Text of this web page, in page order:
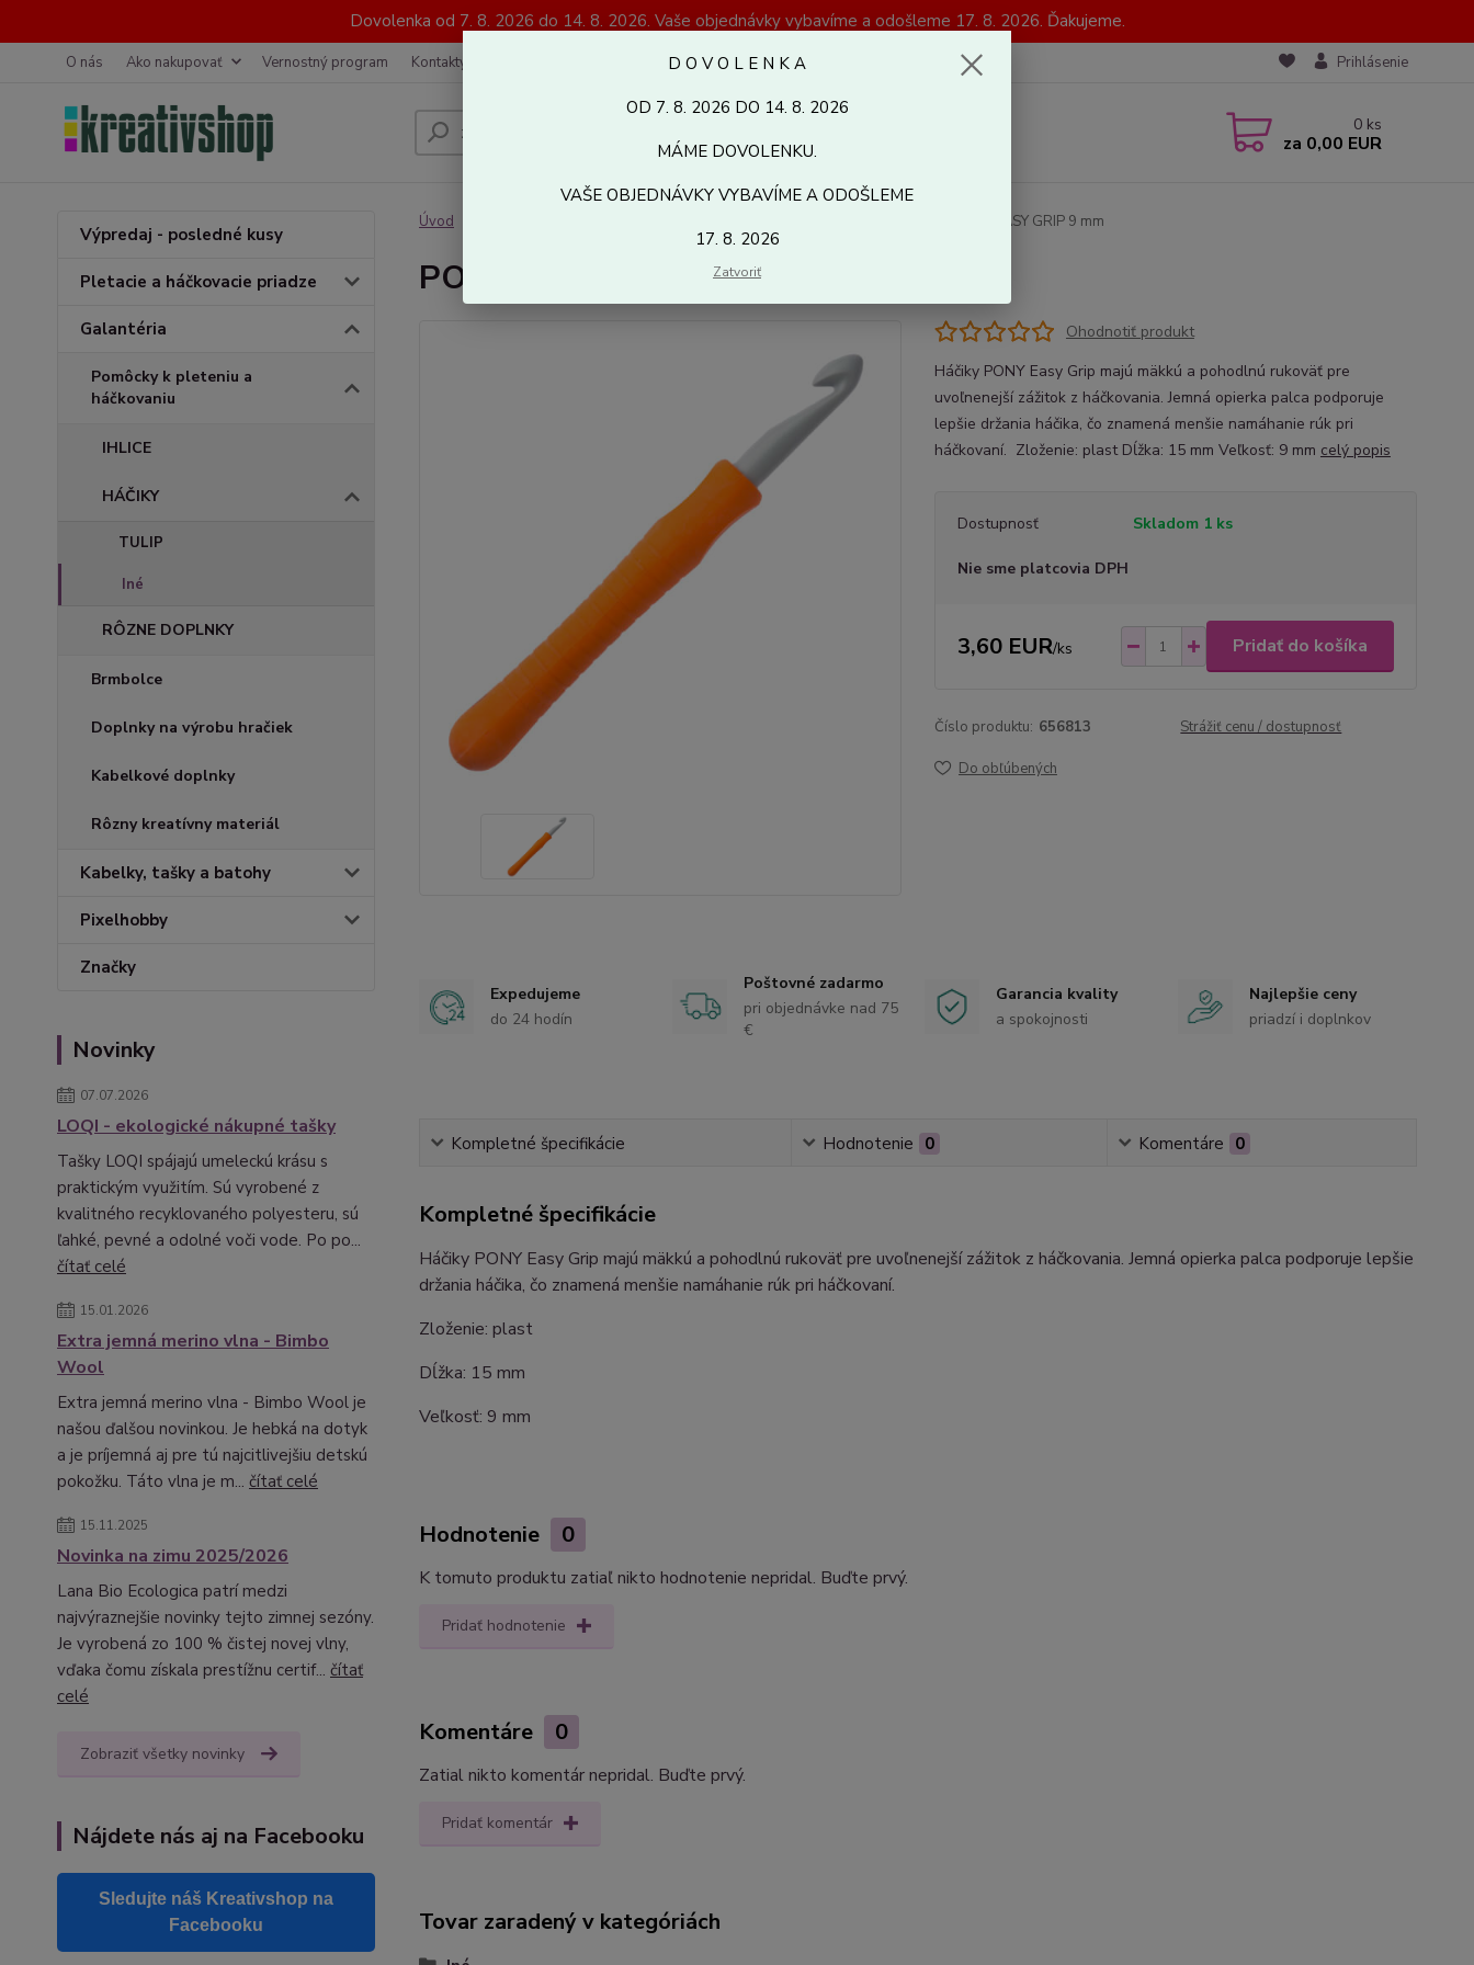
Dovolenka od 7. 8. 2026 do 14. 8. 2026. Vaše objednávky vybavíme a odošleme 17. 8. 2026. Ďakujeme.
O nás Ako nakupovať Vernostný program Kontakty Prihlásenie
0 ks
za 0,00 EUR
Výpredaj - posledné kusy
Pletacie a háčkovacie priadze
Galantéria
Pomôcky k pleteniu a
háčkovaniu
IHLICE
HÁČIKY
TULIP
Iné
RÔZNE DOPLNKY
Brmbolce
Doplnky na výrobu hračiek
Kabelkové doplnky
Rôzny kreatívny materiál
Kabelky, tašky a batohy
Pixelhobby
Značky
Novinky
07.07.2026
LOQI - ekologické nákupné tašky
Tašky LOQI spájajú umeleckú krásu s
praktickým využitím. Sú vyrobené z
kvalitného recyklovaného polyesteru, sú
ľahké, pevné a odolné voči vode. Po po...
čítať celé
15.01.2026
Extra jemná merino vlna - Bimbo
Wool
Extra jemná merino vlna - Bimbo Wool je
našou ďalšou novinkou. Je hebká na dotyk
a je príjemná aj pre tú najcitlivejšiu detskú
pokožku. Táto vlna je m... čítať celé
15.11.2025
Novinka na zimu 2025/2026
Lana Bio Ecologica patrí medzi
najvýraznejšie novinky tejto zimnej sezóny.
Je vyrobená zo 100 % čistej novej vlny,
vďaka čomu získala prestížnu certif... čítať
celé
Zobraziť všetky novinky
Nájdete nás aj na Facebooku
Sledujte náš Kreativshop na
Facebooku
Úvod PONY EASY GRIP 9 mm
PONY EASY GRIP 9 mm
Ohodnotiť produkt
Háčiky PONY Easy Grip majú mäkkú a pohodlnú rukoväť pre
uvoľnenejší zážitok z háčkovania. Jemná opierka palca podporuje
lepšie držania háčika, čo znamená menšie namáhanie rúk pri
háčkovaní. Zloženie: plast Dĺžka: 15 mm Veľkosť: 9 mm celý popis
Dostupnosť Skladom 1 ks
Nie sme platcovia DPH
3,60 EUR/ks Pridať do košíka
Číslo produktu: 656813 Strážiť cenu / dostupnosť
Do obľúbených
Expedujeme
do 24 hodín
Poštovné zadarmo
pri objednávke nad 75
€
Garancia kvality
a spokojnosti
Najlepšie ceny
priadzí i doplnkov
Kompletné špecifikácie Hodnotenie 0 Komentáre 0
Kompletné špecifikácie
Háčiky PONY Easy Grip majú mäkkú a pohodlnú rukoväť pre uvoľnenejší zážitok z háčkovania. Jemná opierka palca podporuje lepšie
držania háčika, čo znamená menšie namáhanie rúk pri háčkovaní.
Zloženie: plast
Dĺžka: 15 mm
Veľkosť: 9 mm
Hodnotenie 0
K tomuto produktu zatiaľ nikto hodnotenie nepridal. Buďte prvý.
Pridať hodnotenie
Komentáre 0
Zatial nikto komentár nepridal. Buďte prvý.
Pridať komentár
Tovar zaradený v kategóriách
D O V O L E N K A
OD 7. 8. 2026 DO 14. 8. 2026
MÁME DOVOLENKU.
VAŠE OBJEDNÁVKY VYBAVÍME A ODOŠLEME
17. 8. 2026
Zatvoriť